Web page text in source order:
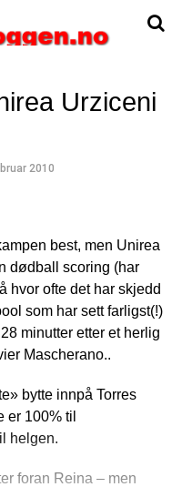
Urziceni
2010
best, men Unirea
dødball scoring (har
hvor ofte det har skjedd
som har sett farligst(!)
minutter etter et herlig
Mascherano..
bytte innpå Torres
er 100% til
helgen.
foran Reina – men